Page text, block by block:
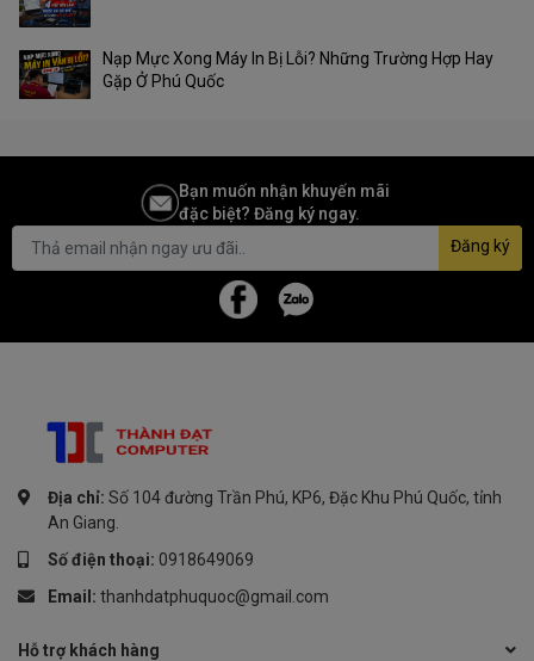
Nạp Mực Xong Máy In Bị Lỗi? Những Trường Hợp Hay
Gặp Ở Phú Quốc
Bạn muốn nhận khuyến mãi
đặc biệt? Đăng ký ngay.
Đăng ký
Địa chỉ: Số 104 đường Trần Phú, KP6, Đặc Khu Phú Quốc, tỉnh
An Giang.
Số điện thoại: 0918649069
Email: thanhdatphuquoc@gmail.com
Hỗ trợ khách hàng